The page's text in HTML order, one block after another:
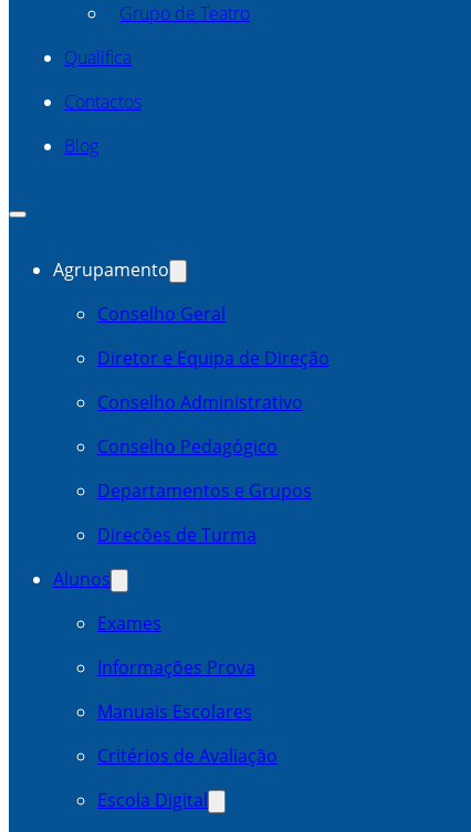
Grupo de Teatro
Qualifica
Contactos
Blog
Agrupamento
Conselho Geral
Diretor e Equipa de Direção
Conselho Administrativo
Conselho Pedagógico
Departamentos e Grupos
Direcões de Turma
Alunos
Exames
Informações Prova
Manuais Escolares
Critérios de Avaliação
Escola Digital